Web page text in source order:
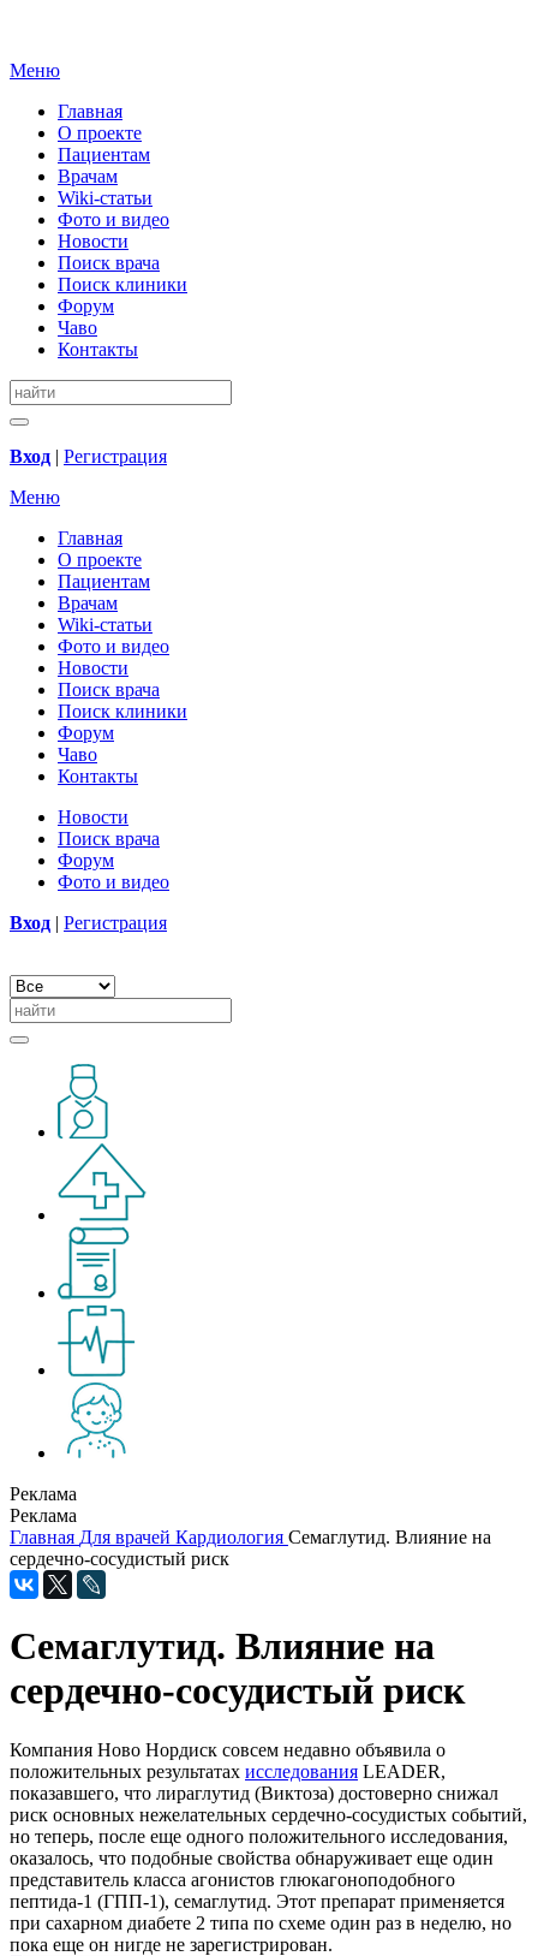
Меню
Главная
О проекте
Пациентам
Врачам
Wiki-статьи
Фото и видео
Новости
Поиск врача
Поиск клиники
Форум
Чаво
Контакты
Вход | Регистрация
Меню
Главная
О проекте
Пациентам
Врачам
Wiki-статьи
Фото и видео
Новости
Поиск врача
Поиск клиники
Форум
Чаво
Контакты
Новости
Поиск врача
Форум
Фото и видео
Вход | Регистрация
Реклама
Реклама
Главная Для врачей Кардиология Семаглутид. Влияние на
сердечно-сосудистый риск
Семаглутид. Влияние на
сердечно-сосудистый риск
Компания Ново Нордиск совсем недавно объявила о
положительных результатах исследования LEADER,
показавшего, что лираглутид (Виктоза) достоверно снижал
риск основных нежелательных сердечно-сосудистых событий,
но теперь, после еще одного положительного исследования,
оказалось, что подобные свойства обнаруживает еще один
представитель класса агонистов глюкагоноподобного
пептида-1 (ГПП-1), семаглутид. Этот препарат применяется
при сахарном диабете 2 типа по схеме один раз в неделю, но
пока еще он нигде не зарегистрирован.